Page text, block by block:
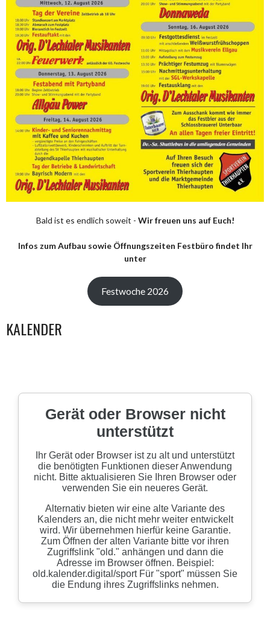
Bald ist es endlich soweit - Wir freuen uns auf Euch!
Infos zum Aufbau sowie Öffnungszeiten Festbüro findet Ihr
unter
Festwoche 2026
KALENDER